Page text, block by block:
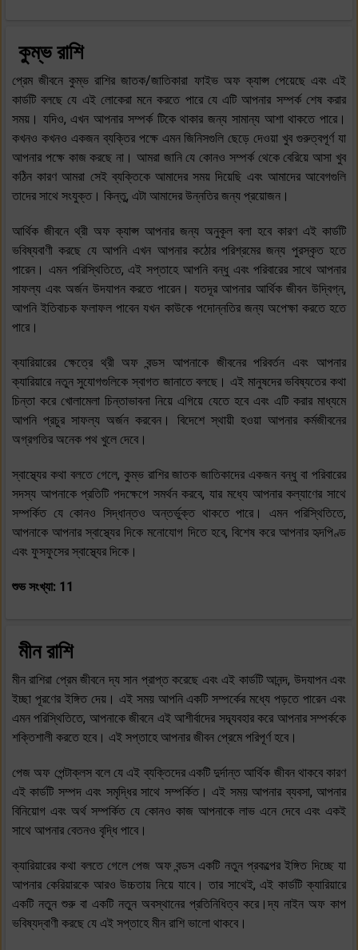
কুম্ভ রাশি
প্রেম জীবনে কুম্ভ রাশির জাতক/জাতিকারা ফাইভ অফ ক্যাপ্স পেয়েছে এবং এই
কার্ডটি বলছে যে এই লোকেরা মনে করতে পারে যে এটি আপনার সম্পর্ক শেষ করার
সময়। যদিও, এখন আপনার সম্পর্ক টিকে থাকার জন্য সামান্য আশা থাকতে পারে।
কখনও কখনও একজন ব্যক্তির পক্ষে এমন জিনিসগুলি ছেড়ে দেওয়া খুব গুরুত্বপূর্ণ যা
আপনার পক্ষে কাজ করছে না। আমরা জানি যে কোনও সম্পর্ক থেকে বেরিয়ে আসা খুব
কঠিন কারণ আমরা সেই ব্যক্তিকে আমাদের সময় দিয়েছি এবং আমাদের আবেগগুলি
তাদের সাথে সংযুক্ত। কিন্তু, এটা আমাদের উন্নতির জন্য প্রয়োজন।
আর্থিক জীবনে থ্রী অফ ক্যাপ্স আপনার জন্য অনুকূল বলা হবে কারণ এই কার্ডটি
ভবিষ্যবাণী করছে যে আপনি এখন আপনার কঠোর পরিশ্রমের জন্য পুরস্কৃত হতে
পারেন। এমন পরিস্থিতিতে, এই সপ্তাহে আপনি বন্ধু এবং পরিবারের সাথে আপনার
সাফল্য এবং অর্জন উদযাপন করতে পারেন। যতদূর আপনার আর্থিক জীবন উদ্বিগ্ন,
আপনি ইতিবাচক ফলাফল পাবেন যখন কাউকে পদোন্নতির জন্য অপেক্ষা করতে হতে
পারে।
ক্যারিয়ারের ক্ষেত্রে থ্রী অফ বন্ডস আপনাকে জীবনের পরিবর্তন এবং আপনার
ক্যারিয়ারে নতুন সুযোগগুলিকে স্বাগত জানাতে বলছে। এই মানুষদের ভবিষ্যতের কথা
চিন্তা করে খোলামেলা চিন্তাভাবনা নিয়ে এগিয়ে যেতে হবে এবং এটি করার মাধ্যমে
আপনি প্রচুর সাফল্য অর্জন করবেন। বিদেশে স্থায়ী হওয়া আপনার কর্মজীবনের
অগ্রগতির অনেক পথ খুলে দেবে।
স্বাস্থ্যের কথা বলতে গেলে, কুম্ভ রাশির জাতক জাতিকাদের একজন বন্ধু বা পরিবারের
সদস্য আপনাকে প্রতিটি পদক্ষেপে সমর্থন করবে, যার মধ্যে আপনার কল্যাণের সাথে
সম্পর্কিত যে কোনও সিদ্ধান্তও অন্তর্ভুক্ত থাকতে পারে। এমন পরিস্থিতিতে,
আপনাকে আপনার স্বাস্থ্যের দিকে মনোযোগ দিতে হবে, বিশেষ করে আপনার হৃদপিণ্ড
এবং ফুসফুসের স্বাস্থ্যের দিকে।
শুভ সংখ্যা: 11
মীন রাশি
মীন রাশিরা প্রেম জীবনে দ্য সান প্রাপ্ত করেছে এবং এই কার্ডটি আনন্দ, উদযাপন এবং
ইচ্ছা পূরণের ইঙ্গিত দেয়। এই সময় আপনি একটি সম্পর্কের মধ্যে পড়তে পারেন এবং
এমন পরিস্থিতিতে, আপনাকে জীবনে এই আশীর্বাদের সদ্ব্যবহার করে আপনার সম্পর্ককে
শক্তিশালী করতে হবে। এই সপ্তাহে আপনার জীবন প্রেমে পরিপূর্ণ হবে।
পেজ অফ পেন্টাক্লস বলে যে এই ব্যক্তিদের একটি দুর্দান্ত আর্থিক জীবন থাকবে কারণ
এই কার্ডটি সম্পদ এবং সমৃদ্ধির সাথে সম্পর্কিত। এই সময় আপনার ব্যবসা, আপনার
বিনিয়োগ এবং অর্থ সম্পর্কিত যে কোনও কাজ আপনাকে লাভ এনে দেবে এবং একই
সাথে আপনার বেতনও বৃদ্ধি পাবে।
ক্যারিয়ারের কথা বলতে গেলে পেজ অফ বন্ডস একটি নতুন প্রকল্পের ইঙ্গিত দিচ্ছে যা
আপনার কেরিয়ারকে আরও উচ্চতায় নিয়ে যাবে। তার সাথেই, এই কার্ডটি ক্যারিয়ারে
একটি নতুন শুরু বা একটি নতুন অবস্থানের প্রতিনিধিত্ব করে।দ্য নাইন অফ কাপ
ভবিষ্যদ্বাণী করছে যে এই সপ্তাহে মীন রাশি ভালো থাকবে।